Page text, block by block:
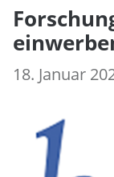
18. Januar